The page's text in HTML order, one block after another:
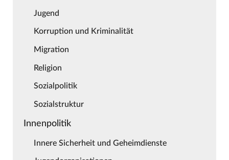
Jugend
Korruption und Kriminalität
Migration
Religion
Sozialpolitik
Sozialstruktur
Innenpolitik
Innere Sicherheit und Geheimdienste